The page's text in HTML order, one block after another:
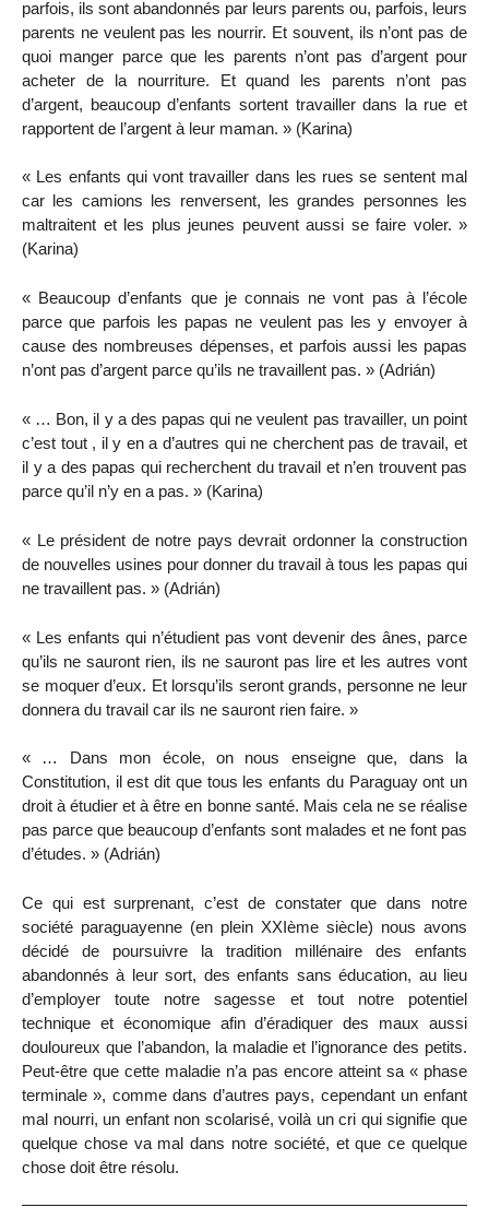
parfois, ils sont abandonnés par leurs parents ou, parfois, leurs
parents ne veulent pas les nourrir. Et souvent, ils n’ont pas de
quoi manger parce que les parents n’ont pas d’argent pour
acheter de la nourriture. Et quand les parents n’ont pas
d’argent, beaucoup d’enfants sortent travailler dans la rue et
rapportent de l’argent à leur maman. » (Karina)
« Les enfants qui vont travailler dans les rues se sentent mal
car les camions les renversent, les grandes personnes les
maltraitent et les plus jeunes peuvent aussi se faire voler. »
(Karina)
« Beaucoup d’enfants que je connais ne vont pas à l’école
parce que parfois les papas ne veulent pas les y envoyer à
cause des nombreuses dépenses, et parfois aussi les papas
n’ont pas d’argent parce qu’ils ne travaillent pas. » (Adrián)
« … Bon, il y a des papas qui ne veulent pas travailler, un point
c’est tout , il y en a d’autres qui ne cherchent pas de travail, et
il y a des papas qui recherchent du travail et n’en trouvent pas
parce qu’il n’y en a pas. » (Karina)
« Le président de notre pays devrait ordonner la construction
de nouvelles usines pour donner du travail à tous les papas qui
ne travaillent pas. » (Adrián)
« Les enfants qui n’étudient pas vont devenir des ânes, parce
qu’ils ne sauront rien, ils ne sauront pas lire et les autres vont
se moquer d’eux. Et lorsqu’ils seront grands, personne ne leur
donnera du travail car ils ne sauront rien faire. »
« … Dans mon école, on nous enseigne que, dans la
Constitution, il est dit que tous les enfants du Paraguay ont un
droit à étudier et à être en bonne santé. Mais cela ne se réalise
pas parce que beaucoup d’enfants sont malades et ne font pas
d’études. » (Adrián)
Ce qui est surprenant, c’est de constater que dans notre
société paraguayenne (en plein XXIème siècle) nous avons
décidé de poursuivre la tradition millénaire des enfants
abandonnés à leur sort, des enfants sans éducation, au lieu
d’employer toute notre sagesse et tout notre potentiel
technique et économique afin d’éradiquer des maux aussi
douloureux que l’abandon, la maladie et l’ignorance des petits.
Peut-être que cette maladie n’a pas encore atteint sa « phase
terminale », comme dans d’autres pays, cependant un enfant
mal nourri, un enfant non scolarisé, voilà un cri qui signifie que
quelque chose va mal dans notre société, et que ce quelque
chose doit être résolu.